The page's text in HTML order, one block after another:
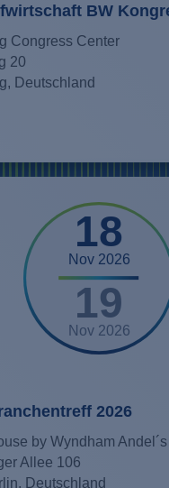
BW
Congress Center
20
Deutschland
18
Nov 2026
19
Nov 2026
2026
by Wyndham Andel´s
Allee 106
Deutschland